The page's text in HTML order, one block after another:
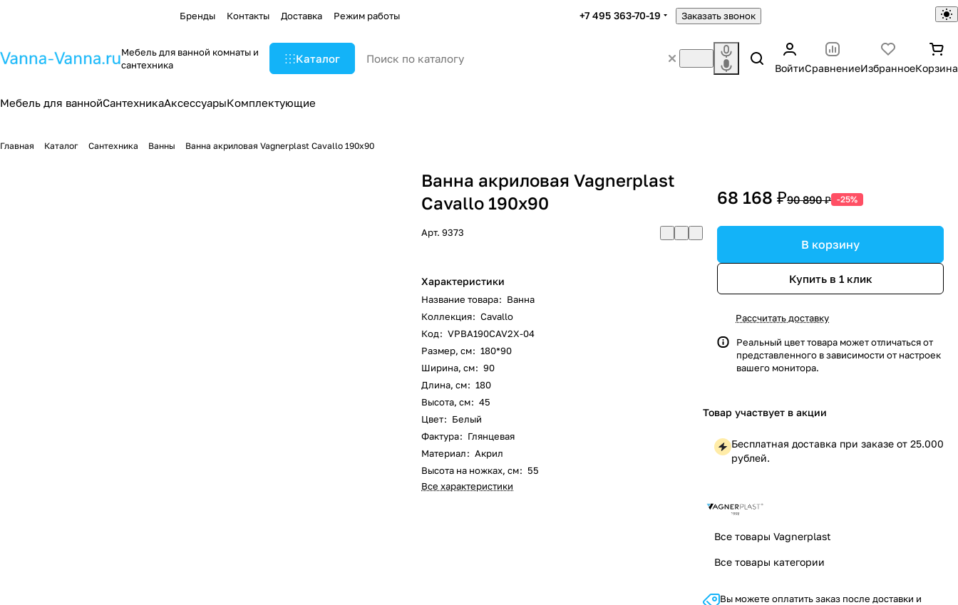
Бренды Контакты Доставка Режим работы +7 495 363-70-19 Заказать звонок
Мебель для ванной комнаты и
сантехника
Каталог
ВойтиСравнениеИзбранноеКорзина
Мебель для ваннойСантехникаАксессуарыКомплектующие
Главная Каталог Сантехника Ванны Ванна акриловая Vagnerplast Cavallo 190х90
Ванна акриловая Vagnerplast
Cavallo 190х90
Арт.9373
Характеристики
Название товара: Ванна
Коллекция: Cavallo
Код: VPBA190CAV2X-04
Размер, см: 180*90
Ширина, см: 90
Длина, см: 180
Высота, см: 45
Цвет: Белый
Фактура: Глянцевая
Материал: Акрил
Высота на ножках, см: 55
Все характеристики
68 168 ₽90 890 ₽ -25%
В корзину
Купить в 1 клик
Рассчитать доставку
Реальный цвет товара может отличаться от
представленного в зависимости от настроек
вашего монитора.
Товар участвует в акции
Бесплатная доставка при заказе от 25.000
рублей.
Все товары Vagnerplast
Все товары категории
Вы можете оплатить заказ после доставки и